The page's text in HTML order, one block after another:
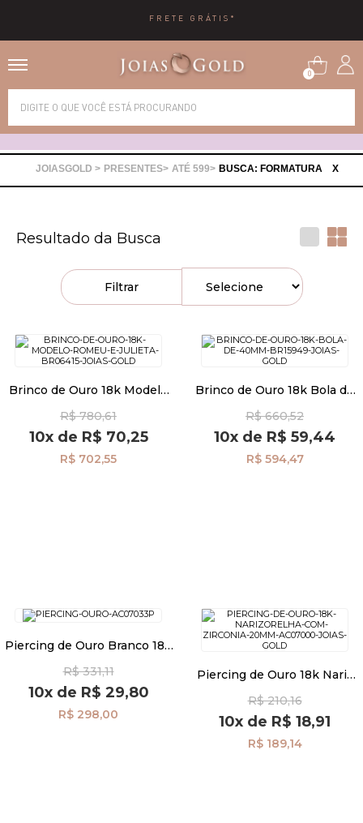
FRETE GRÁTIS*
0
PRESENTES ATÉ 599 BUSCA: FORMATURA X
Resultado da Busca
Filtrar
Brinco de Ouro 18k Modelo
R$ 780,61
10xde R$ 70,25
R$ 702,55
Brinco de Ouro 18k Bola de
R$ 660,52
10x de R$ 59,44
R$ 594,47
Piercing de Ouro Branco 18k
2,0mm ac07033
R$ 331,11
10xde R$ 29,80
R$ 298,00
Piercing de Ouro 18k Nariz
ac07000
R$ 210,16
10x de R$ 18,91
R$ 189,14
Alianças
Anéis
Pingentes
Pulseiras
Piercing
OFERTAS